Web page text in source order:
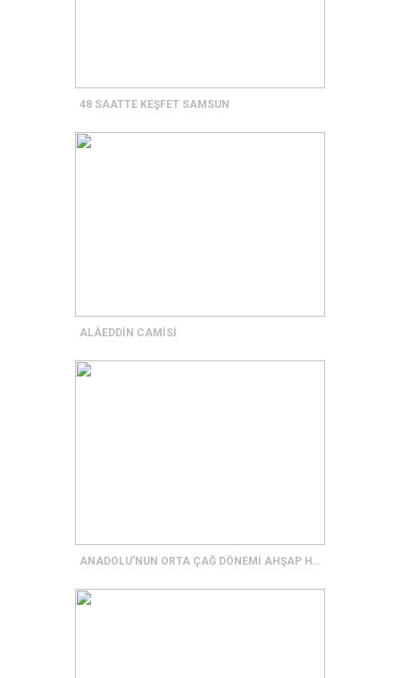
48 SAATTE KEŞFET SAMSUN
ALÂEDDİN CAMİSİ
ANADOLU’NUN ORTA ÇAĞ DÖNEMİ AHŞAP HİPOSTİL CAMİLERİ